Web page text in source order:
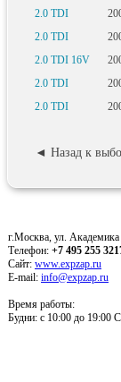
2.0 TDI
2.0 TDI
2.0 TDI 16V
2.0 TDI
2.0 TDI
◄ Назад к
г.Москва, ул.
Телефон: +7 495 255
Сайт: www.expzap.ru
E-mail: info@expzap.ru
Время работы:
Будни: c 10:00 до 19:00